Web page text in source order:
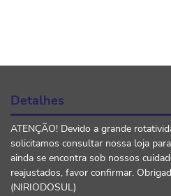
Detalhes
ATENÇÃO! Devido a grande
solicitamos consultar nossa loja
ainda se encontra sob nossos
reajustados, favor confirmar.
(NIRIODOSUL)